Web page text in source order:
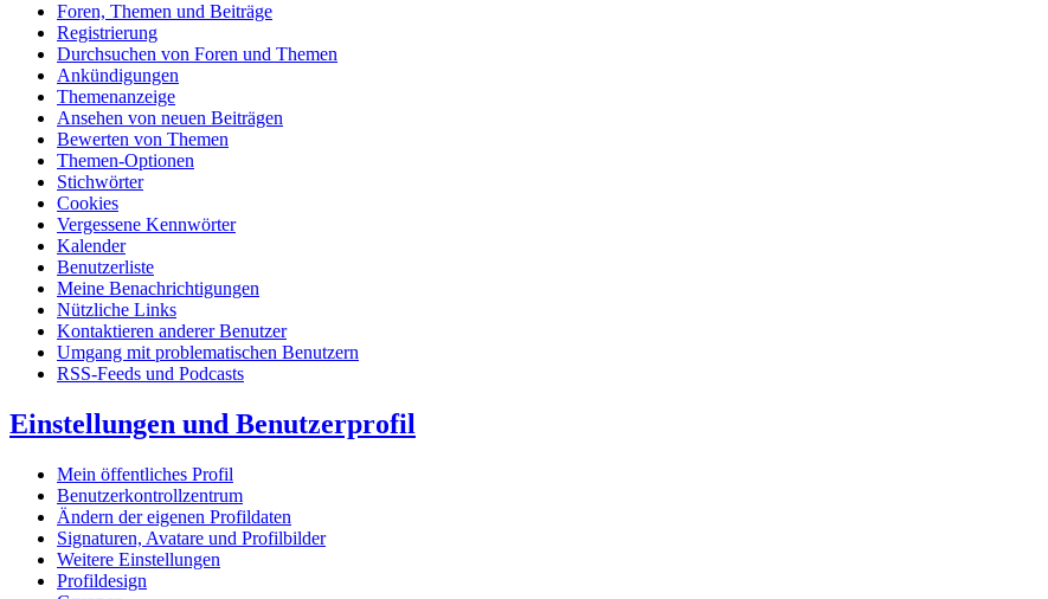
Foren, Themen und Beiträge
Registrierung
Durchsuchen von Foren und Themen
Ankündigungen
Themenanzeige
Ansehen von neuen Beiträgen
Bewerten von Themen
Themen-Optionen
Stichwörter
Cookies
Vergessene Kennwörter
Kalender
Benutzerliste
Meine Benachrichtigungen
Nützliche Links
Kontaktieren anderer Benutzer
Umgang mit problematischen Benutzern
RSS-Feeds und Podcasts
Einstellungen und Benutzerprofil
Mein öffentliches Profil
Benutzerkontrollzentrum
Ändern der eigenen Profildaten
Signaturen, Avatare und Profilbilder
Weitere Einstellungen
Profildesign